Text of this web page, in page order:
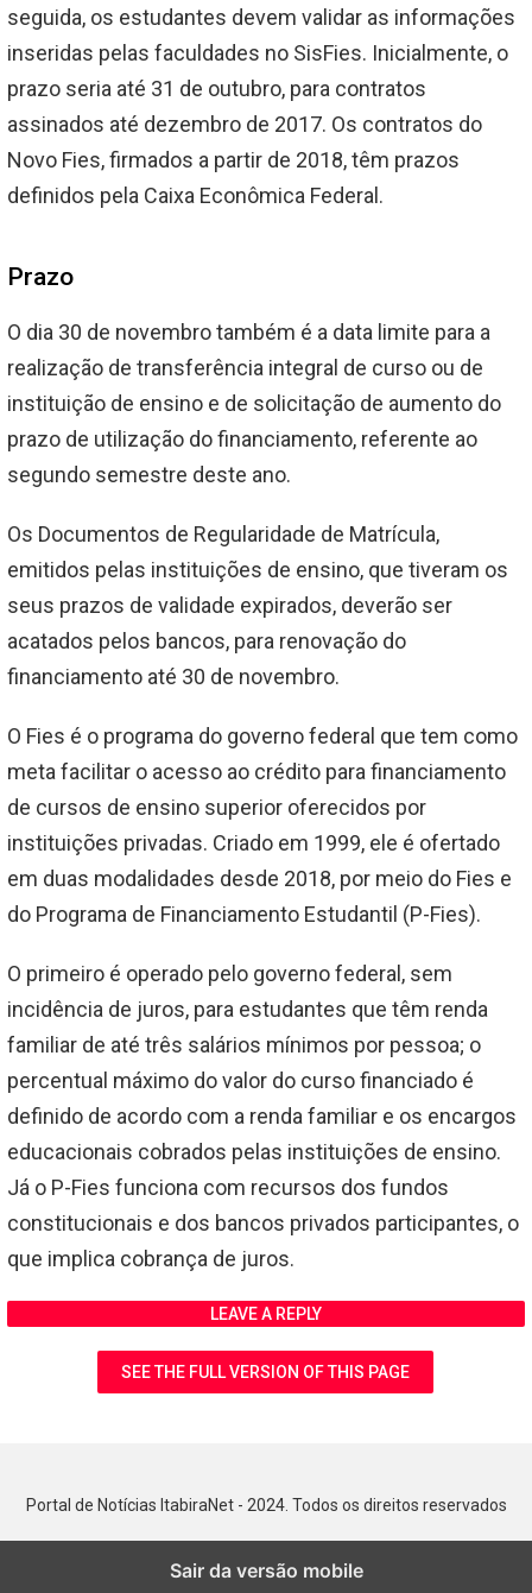
seguida, os estudantes devem validar as informações
inseridas pelas faculdades no SisFies. Inicialmente, o
prazo seria até 31 de outubro, para contratos
assinados até dezembro de 2017. Os contratos do
Novo Fies, firmados a partir de 2018, têm prazos
definidos pela Caixa Econômica Federal.
Prazo
O dia 30 de novembro também é a data limite para a
realização de transferência integral de curso ou de
instituição de ensino e de solicitação de aumento do
prazo de utilização do financiamento, referente ao
segundo semestre deste ano.
Os Documentos de Regularidade de Matrícula,
emitidos pelas instituições de ensino, que tiveram os
seus prazos de validade expirados, deverão ser
acatados pelos bancos, para renovação do
financiamento até 30 de novembro.
O Fies é o programa do governo federal que tem como
meta facilitar o acesso ao crédito para financiamento
de cursos de ensino superior oferecidos por
instituições privadas. Criado em 1999, ele é ofertado
em duas modalidades desde 2018, por meio do Fies e
do Programa de Financiamento Estudantil (P-Fies).
O primeiro é operado pelo governo federal, sem
incidência de juros, para estudantes que têm renda
familiar de até três salários mínimos por pessoa; o
percentual máximo do valor do curso financiado é
definido de acordo com a renda familiar e os encargos
educacionais cobrados pelas instituições de ensino.
Já o P-Fies funciona com recursos dos fundos
constitucionais e dos bancos privados participantes, o
que implica cobrança de juros.
LEAVE A REPLY
SEE THE FULL VERSION OF THIS PAGE
Portal de Notícias ItabiraNet - 2024. Todos os direitos reservados
Sair da versão mobile